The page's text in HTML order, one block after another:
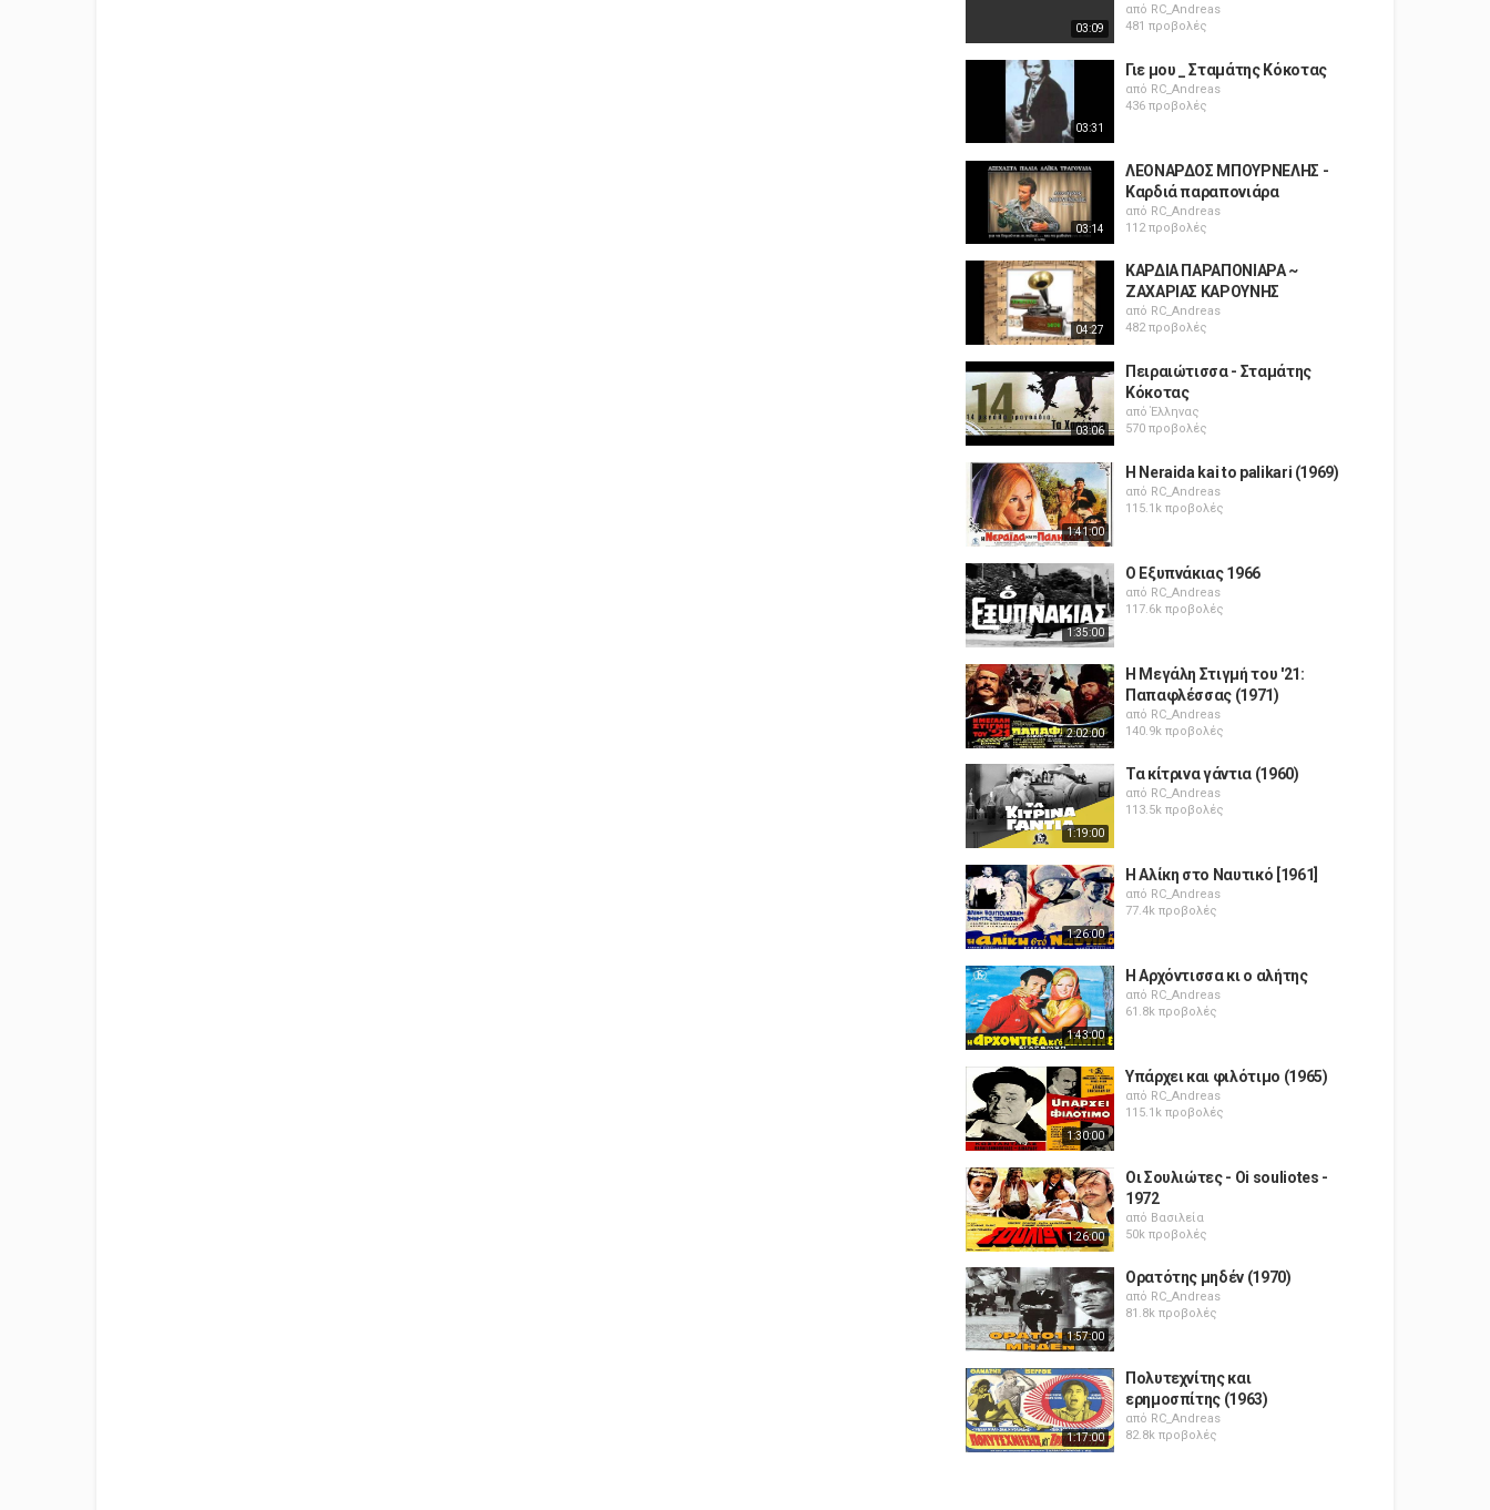
03:09
από RC_Andreas
481 προβολές
03:31
Γιε μου _ Σταμάτης Κόκοτας
από RC_Andreas
436 προβολές
03:14
ΛΕΟΝΑΡΔΟΣ ΜΠΟΥΡΝΕΛΗΣ -
Καρδιά παραπονιάρα
από RC_Andreas
112 προβολές
04:27
ΚΑΡΔΙΑ ΠΑΡΑΠΟΝΙΑΡΑ ~
ΖΑΧΑΡΙΑΣ ΚΑΡΟΥΝΗΣ
από RC_Andreas
482 προβολές
03:06
Πειραιώτισσα - Σταμάτης
Κόκοτας
απόΈλληνας
570 προβολές
1:41:00
H Neraida kai to palikari (1969)
από RC_Andreas
115.1k προβολές
1:35:00
Ο Εξυπνάκιας 1966
από RC_Andreas
117.6k προβολές
2:02:00
Η Μεγάλη Στιγμή του '21:
Παπαφλέσσας (1971)
από RC_Andreas
140.9k προβολές
1:19:00
Τα κίτρινα γάντια (1960)
από RC_Andreas
113.5k προβολές
1:26:00
Η Αλίκη στο Ναυτικό [1961]
από RC_Andreas
77.4k προβολές
1:43:00
Η Αρχόντισσα κι ο αλήτης
από RC_Andreas
61.8k προβολές
1:30:00
Υπάρχει και φιλότιμο (1965)
από RC_Andreas
115.1k προβολές
1:26:00
Οι Σουλιώτες - Oi souliotes -
1972
από Βασιλεία
50k προβολές
1:57:00
Ορατότης μηδέν (1970)
από RC_Andreas
81.8k προβολές
1:17:00
Πολυτεχνίτης και
ερημοσπίτης (1963)
από RC_Andreas
82.8k προβολές